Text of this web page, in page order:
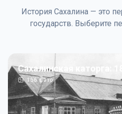
История Сахалина — это
государств. Выберите
Сахалинская каторга:
156фото